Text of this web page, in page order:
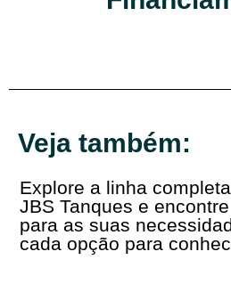
Veja também:
Explore a linha
JBS Tanques e
para as suas
cada opção para